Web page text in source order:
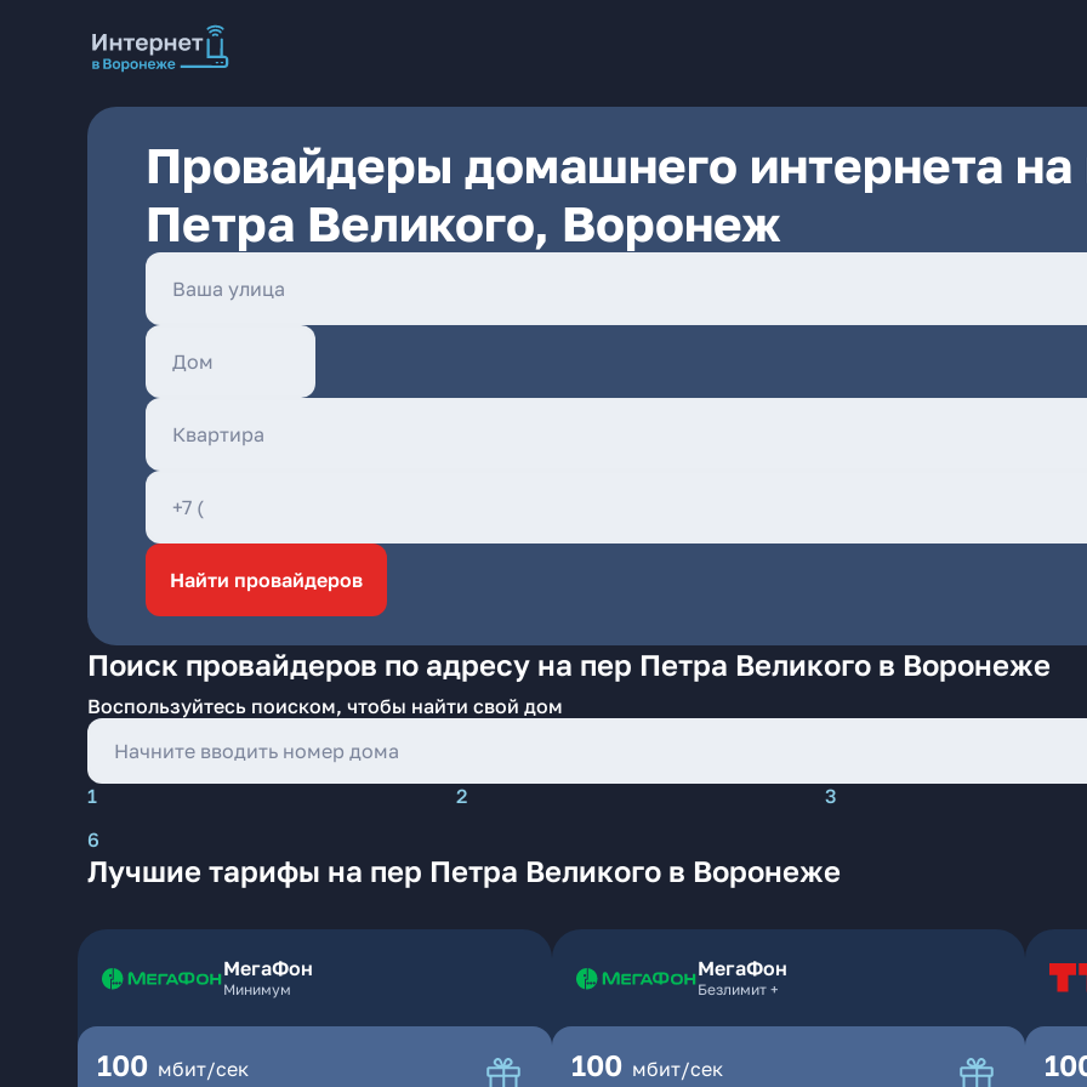
Провайдеры домашнего интернета на
Петра Великого, Воронеж
Найти провайдеров
Поиск провайдеров по адресу на пер Петра Великого в Воронеже
Воспользуйтесь поиском, чтобы найти свой дом
1 2 3
6
Лучшие тарифы на пер Петра Великого в Воронеже
МегаФон
Минимум
100 мбит/сек
МегаФон
Безлимит +
100 мбит/сек